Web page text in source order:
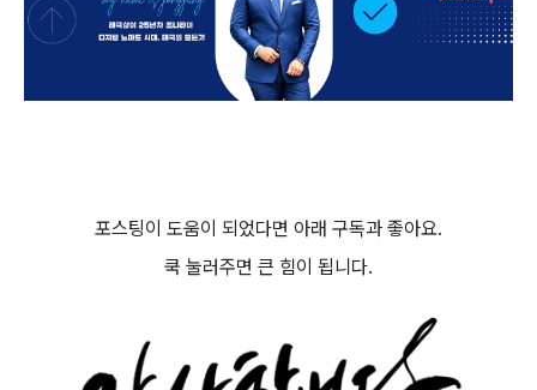
포스팅이 도움이 되었다면 아래 구독과 좋아요.
쿡 눌러주면 큰 힘이 됩니다.